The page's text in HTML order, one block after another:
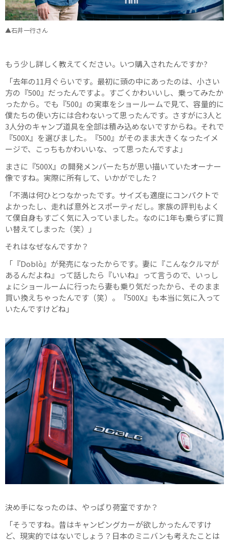
▲石井一行さん
もう少し詳しく教えてください。いつ購入されたんですか?
「去年の11月ぐらいです。最初に頭の中にあったのは、小さい
方の『500』だったんですよ。すごくかわいいし、乗ってみたか
ったから。でも『500』の実車をショールームで見て、容量的に
僕たちの使い方には合わないって思ったんです。さすがに3人と
3人分のキャンプ道具を全部は積み込めないですからね。それで
『500X』を選びました。『500』がそのまま大きくなったイメ
ージで、こっちもかわいいな、って思ったんですよ」
まさに『500X』の開発メンバーたちが思い描いていたオーナー
像ですね。実際に所有して、いかがでした？
「不満は何ひとつなかったです。サイズも適度にコンパクトで
よかったし、走れば意外とスポーティだし。家族の評判もよく
て僕自身もすごく気に入っていました。なのに1年も乗らずに買
い替えてしまった（笑）」
それはなぜなんですか？
「『Doblò』が発売になったからです。妻に『こんなクルマが
あるんだよね』って話したら『いいね』って言うので、いっし
ょにショールームに行ったら妻も乗り気だったから、そのまま
買い換えちゃったんです（笑）。『500X』も本当に気に入って
いたんですけどね」
決め手になったのは、やっぱり荷室ですか？
「そうですね。昔はキャンピングカーが欲しかったんですけ
ど、現実的ではないでしょう？日本のミニバンも考えたことは